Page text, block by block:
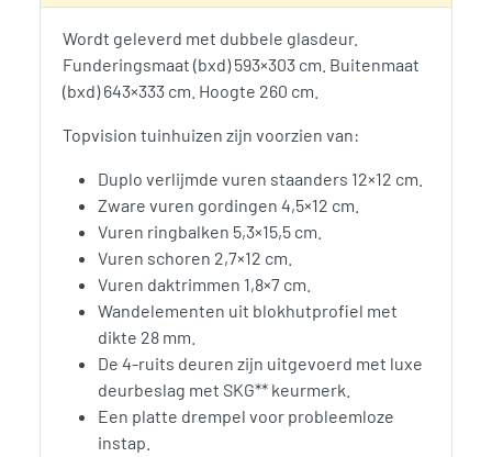
Wordt geleverd met dubbele glasdeur.
Funderingsmaat (bxd) 593×303 cm. Buitenmaat
(bxd) 643×333 cm. Hoogte 260 cm.
Topvision tuinhuizen zijn voorzien van:
Duplo verlijmde vuren staanders 12×12 cm.
Zware vuren gordingen 4,5×12 cm.
Vuren ringbalken 5,3×15,5 cm.
Vuren schoren 2,7×12 cm.
Vuren daktrimmen 1,8×7 cm.
Wandelementen uit blokhutprofiel met
dikte 28 mm.
De 4-ruits deuren zijn uitgevoerd met luxe
deurbeslag met SKG** keurmerk.
Een platte drempel voor probleemloze
instap.